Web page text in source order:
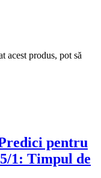
acest produs, pot să
pentru
1: Timpul de